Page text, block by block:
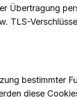
Übertragung
TLS-
bestimmter
diese